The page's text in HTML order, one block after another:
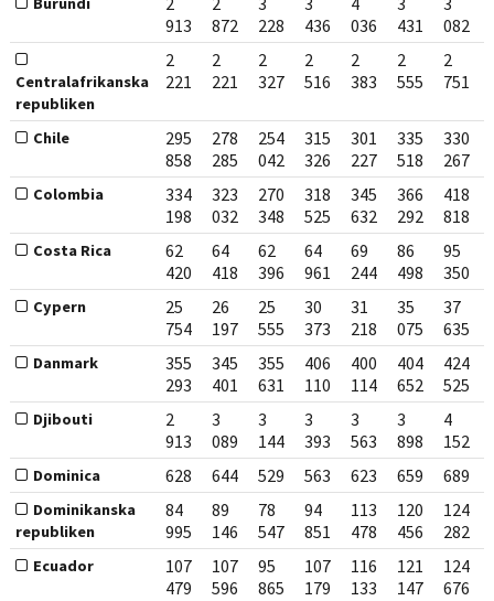
913
872
228
436
036
431
082
Centralafrikanska
republiken
2
221
2
221
2
327
2
516
2
383
2
555
2
751
Chile
295
858
278
285
254
042
315
326
301
227
335
518
330
267
Colombia
334
198
323
032
270
348
318
525
345
632
366
292
418
818
Costa Rica
62
420
64
418
62
396
64
961
69
244
86
498
95
350
Cypern
25
754
26
197
25
555
30
373
31
218
35
075
37
635
Danmark
355
293
345
401
355
631
406
110
400
114
404
652
424
525
Djibouti
2
913
3
089
3
144
3
393
3
563
3
898
4
152
Dominica 628 644 529 563 623 659 689
Dominikanska
republiken
84
995
89
146
78
547
94
851
113
478
120
456
124
282
Ecuador
107
479
107
596
95
865
107
179
116
133
121
147
124
676